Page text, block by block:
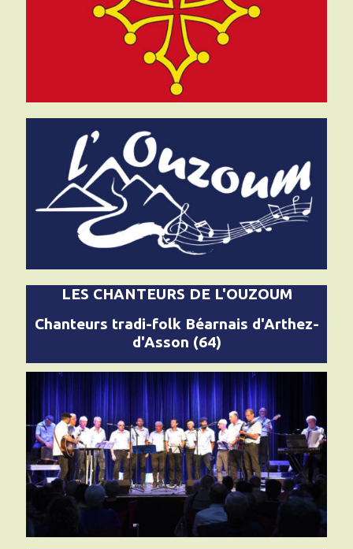
LES CHANTEURS DE L'OUZOUM
Chanteurs tradi-folk Béarnais d'Arthez-
d'Asson (64)